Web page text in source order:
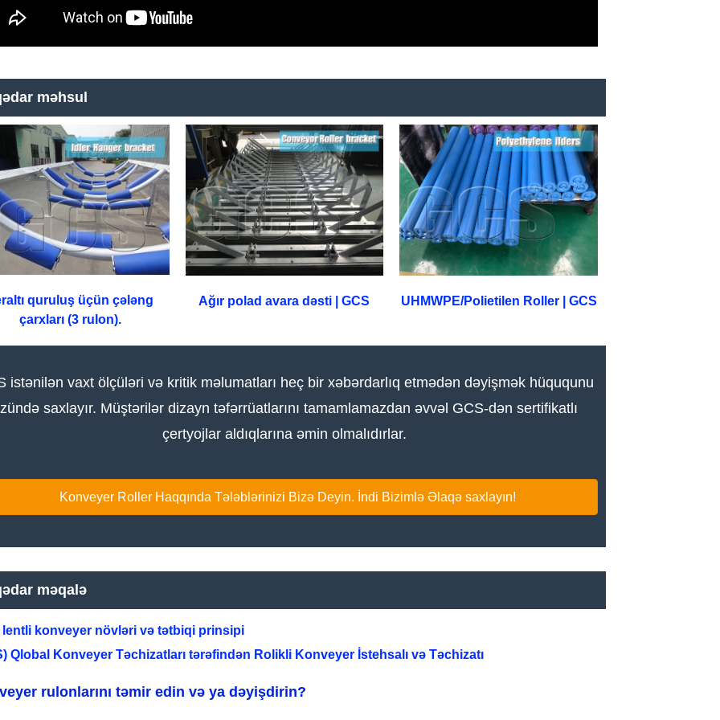
məhsul
quruluş üçün çələng
çarxları (3 rulon).
Ağır polad avara dəsti | GCS UHMWPE/Polietilen Roller | GCS
istənilən vaxt ölçüləri və kritik məlumatları heç bir xəbərdarlıq etmədən dəyişmək hüququnu
saxlayır. Müştərilər dizayn təfərrüatlarını tamamlamazdan əvvəl GCS-dən sertifikatlı
çertyojlar aldıqlarına əmin olmalıdırlar.
Konveyer Roller Haqqında Tələblərinizi Bizə Deyin. İndi Bizimlə Əlaqə saxlayın!
məqalə
lentli konveyer növləri və tətbiqi prinsipi
Qlobal Konveyer Təchizatları tərəfindən Rolikli Konveyer İstehsalı və Təchizatı
rulonlarını təmir edin və ya dəyişdirin?